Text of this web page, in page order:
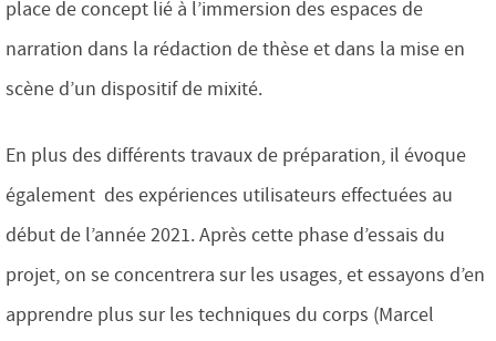
place de concept lié à l’immersion des espaces de
narration dans la rédaction de thèse et dans la mise en
scène d’un dispositif de mixité.
En plus des différents travaux de préparation, il évoque
également des expériences utilisateurs effectuées au
début de l’année 2021. Après cette phase d’essais du
projet, on se concentrera sur les usages, et essayons d’en
apprendre plus sur les techniques du corps (Marcel